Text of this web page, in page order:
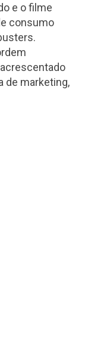
e o filme
consumo
de marketing,